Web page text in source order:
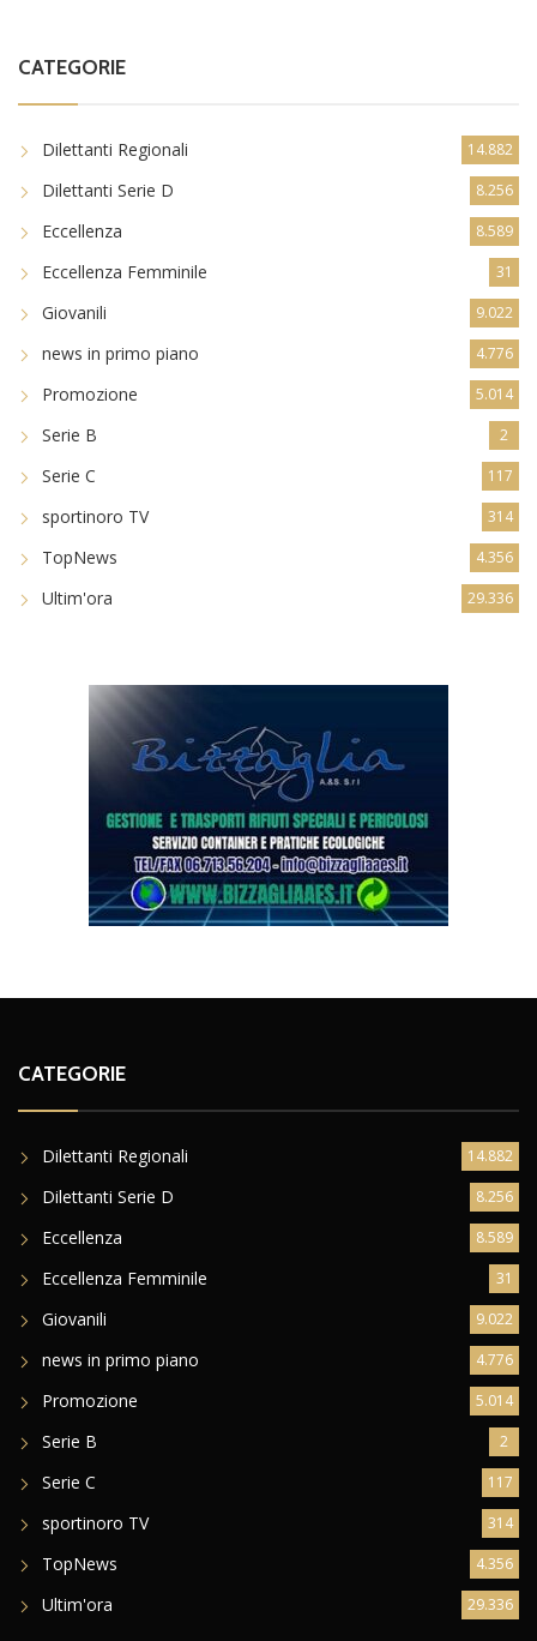
CATEGORIE
Dilettanti Regionali 14.882
Dilettanti Serie D 8.256
Eccellenza 8.589
Eccellenza Femminile 31
Giovanili 9.022
news in primo piano 4.776
Promozione 5.014
Serie B 2
Serie C 117
sportinoro TV 314
TopNews 4.356
Ultim'ora 29.336
CATEGORIE
Dilettanti Regionali 14.882
Dilettanti Serie D 8.256
Eccellenza 8.589
Eccellenza Femminile 31
Giovanili 9.022
news in primo piano 4.776
Promozione 5.014
Serie B 2
Serie C 117
sportinoro TV 314
TopNews 4.356
Ultim'ora 29.336